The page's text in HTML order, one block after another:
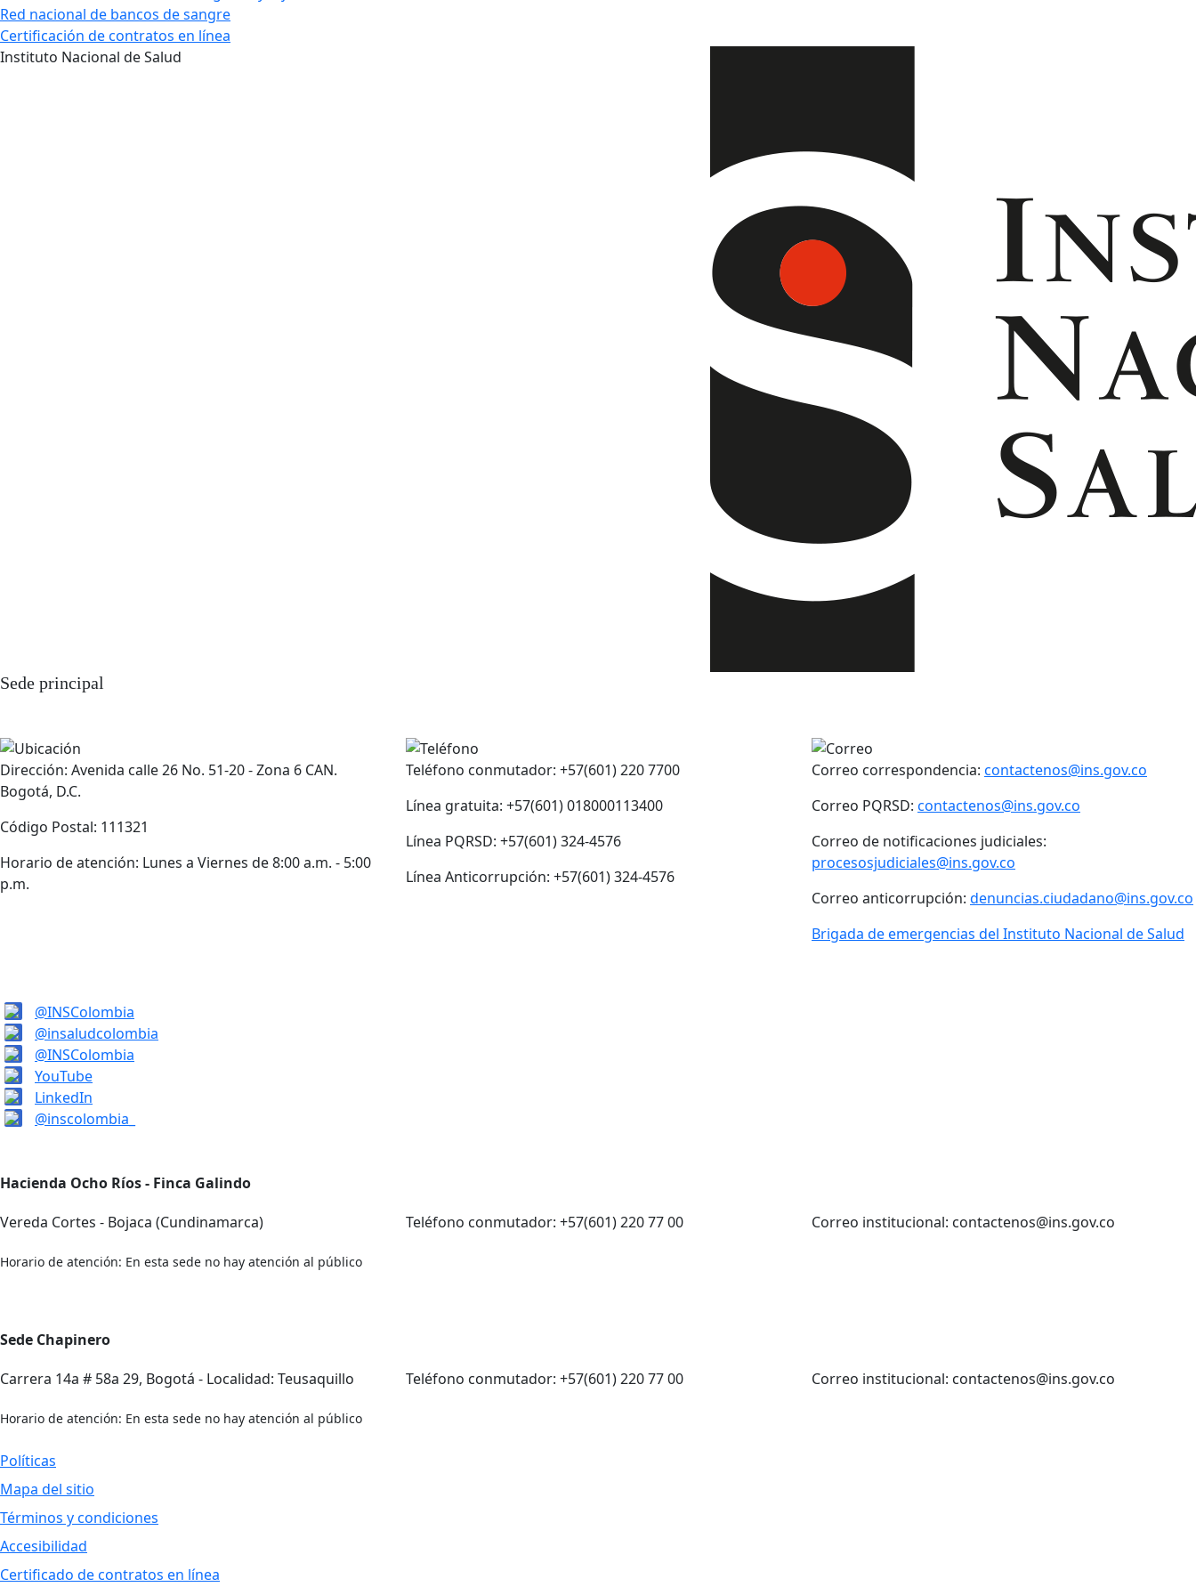
Red nacional de bancos de sangre
Certificación de contratos en línea
Instituto Nacional de Salud
Sede principal
Dirección: Avenida calle 26 No. 51-20 - Zona 6 CAN.
Bogotá, D.C.
Código Postal: 111321
Horario de atención: Lunes a Viernes de 8:00 a.m. - 5:00
p.m.
Teléfono conmutador: +57(601) 220 7700
Línea gratuita: +57(601) 018000113400
Línea PQRSD: +57(601) 324-4576
Línea Anticorrupción: +57(601) 324-4576
Correo correspondencia: contactenos@ins.gov.co
Correo PQRSD: contactenos@ins.gov.co
Correo de notificaciones judiciales:
procesosjudiciales@ins.gov.co
Correo anticorrupción: denuncias.ciudadano@ins.gov.co
Brigada de emergencias del Instituto Nacional de Salud
@INSColombia
@insaludcolombia
@INSColombia
YouTube
LinkedIn
@inscolombia_
Hacienda Ocho Ríos - Finca Galindo
Vereda Cortes - Bojaca (Cundinamarca)
Teléfono conmutador: +57(601) 220 77 00 Correo institucional: contactenos@ins.gov.co
Horario de atención: En esta sede no hay atención al público
Sede Chapinero
Carrera 14a # 58a 29, Bogotá - Localidad: Teusaquillo
Teléfono conmutador: +57(601) 220 77 00 Correo institucional: contactenos@ins.gov.co
Horario de atención: En esta sede no hay atención al público
Políticas
Mapa del sitio
Términos y condiciones
Accesibilidad
Certificado de contratos en línea